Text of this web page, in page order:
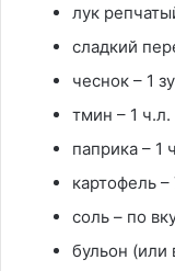
лук
сладкий
чеснок – 1
тмин – 1 ч.л.
паприка – 1
картофель –
соль – по
бульон (или